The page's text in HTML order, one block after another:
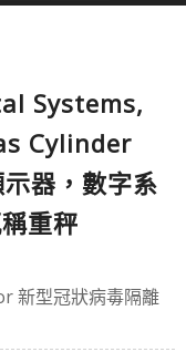
Systems,
Cylinder
器，數字系
重秤
新型冠狀病毒隔離